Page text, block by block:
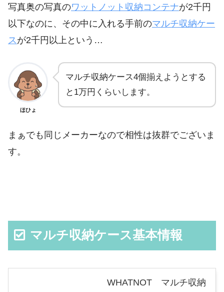
写真奥の写真のワットノット収納コンテナが2千円
以下なのに、その中に入れる手前のマルチ収納ケー
スが2千円以上という…
ほひょ
マルチ収納ケース4個揃えようとする
と1万円くらいします。
まぁでも同じメーカーなので相性は抜群でございま
す。
マルチ収納ケース基本情報
WHATNOT マルチ収納